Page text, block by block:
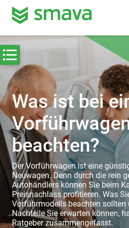
Was ist bei
beachten?
Der Vorführwagen ist eine
Neuwagen. Denn durch die rein
Autohändlers können Sie beim
Preisnachlass profitieren. Was
Vorführmodells beachten sollten
Nachteile Sie erwarten können,
Ratgeber zusammengefasst.